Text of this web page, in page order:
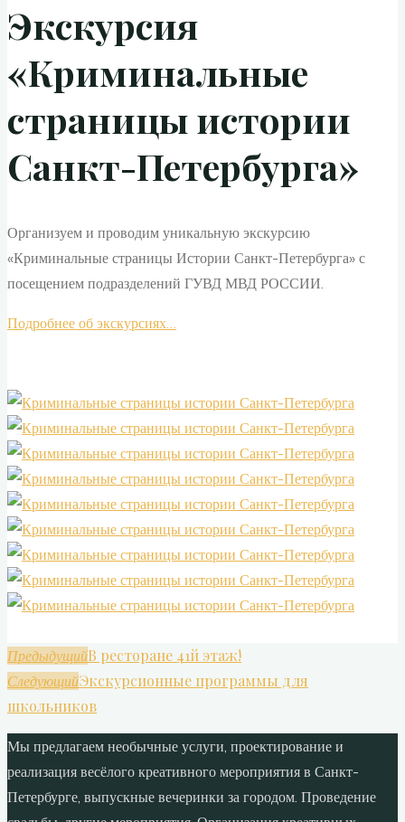
Экскурсия
«Криминальные
страницы истории
Санкт-Петербурга»
Организуем и проводим уникальную экскурсию
«Криминальные страницы Истории Санкт-Петербурга» с
посещением подразделений ГУВД МВД РОССИИ.
Подробнее об экскурсиях…
ПредыдущийВ ресторане 41й этаж!
СледующийЭкскурсионные программы для
школьников
Мы предлагаем необычные услуги, проектирование и
реализация весёлого креативного мероприятия в Санкт-
Петербурге, выпускные вечеринки за городом. Проведение